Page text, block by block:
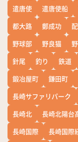
遣唐使
遣唐使船
都大路
鄭成功
野球部
野良猫
針尾
釣り 鉄道
鍛冶屋町
鎌田町
長崎サファリパーク
長崎北
長崎北陽台
長崎国際
長崎国際